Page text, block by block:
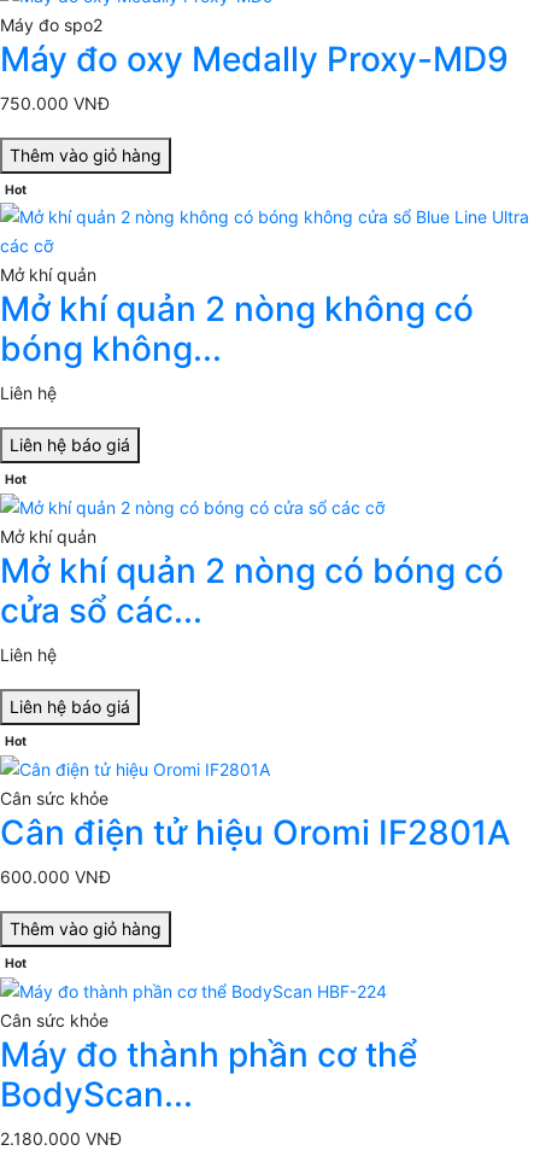
Máy đo spo2
Máy đo oxy Medally Proxy-MD9
750.000 VNĐ
Thêm vào giỏ hàng
Hot
Mở khí quản
Mở khí quản 2 nòng không có
bóng không...
Liên hệ
Liên hệ báo giá
Hot
Mở khí quản
Mở khí quản 2 nòng có bóng có
cửa sổ các...
Liên hệ
Liên hệ báo giá
Hot
Cân sức khỏe
Cân điện tử hiệu Oromi IF2801A
600.000 VNĐ
Thêm vào giỏ hàng
Hot
Cân sức khỏe
Máy đo thành phần cơ thể
BodyScan...
2.180.000 VNĐ